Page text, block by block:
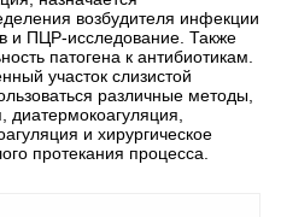
возбудителя инфекции
и ПЦР-исследование. Также
патогена к антибиотикам.
участок слизистой
различные методы,
диатермокоагуляция,
и хирургическое
протекания процесса.